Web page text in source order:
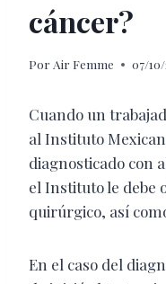
cáncer?
Por Air Femme 07/10/
Cuando un
al Instituto
diagnosticado con
el Instituto le debe
quirúrgico, así
En el caso del